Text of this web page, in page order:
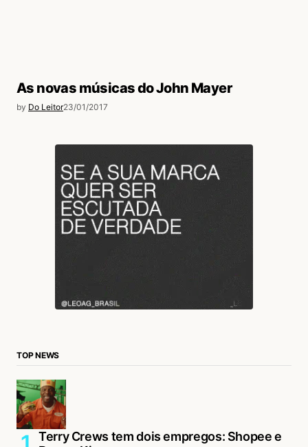
As novas músicas do John Mayer
by Do Leitor23/01/2017
TOP NEWS
Terry Crews tem dois empregos: Shopee e